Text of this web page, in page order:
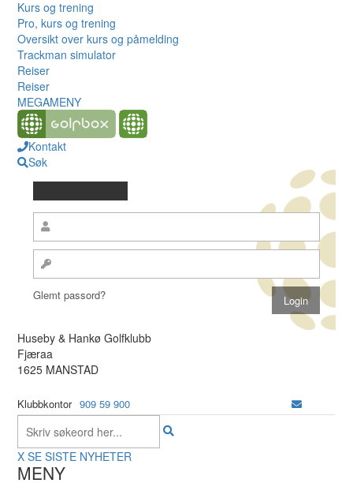
Kurs og trening
Pro, kurs og trening
Oversikt over kurs og påmelding
Trackman simulator
Reiser
Reiser
MEGAMENY
Kontakt
Søk
Glemt passord?
Huseby & Hankø Golfklubb
Fjæraa
1625 MANSTAD
Klubbkontor 909 59 900
X SE SISTE NYHETER
MENY